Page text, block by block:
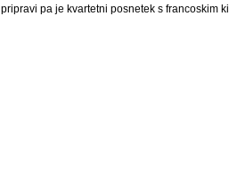
pripravi pa je kvartetni posnetek s francoskim